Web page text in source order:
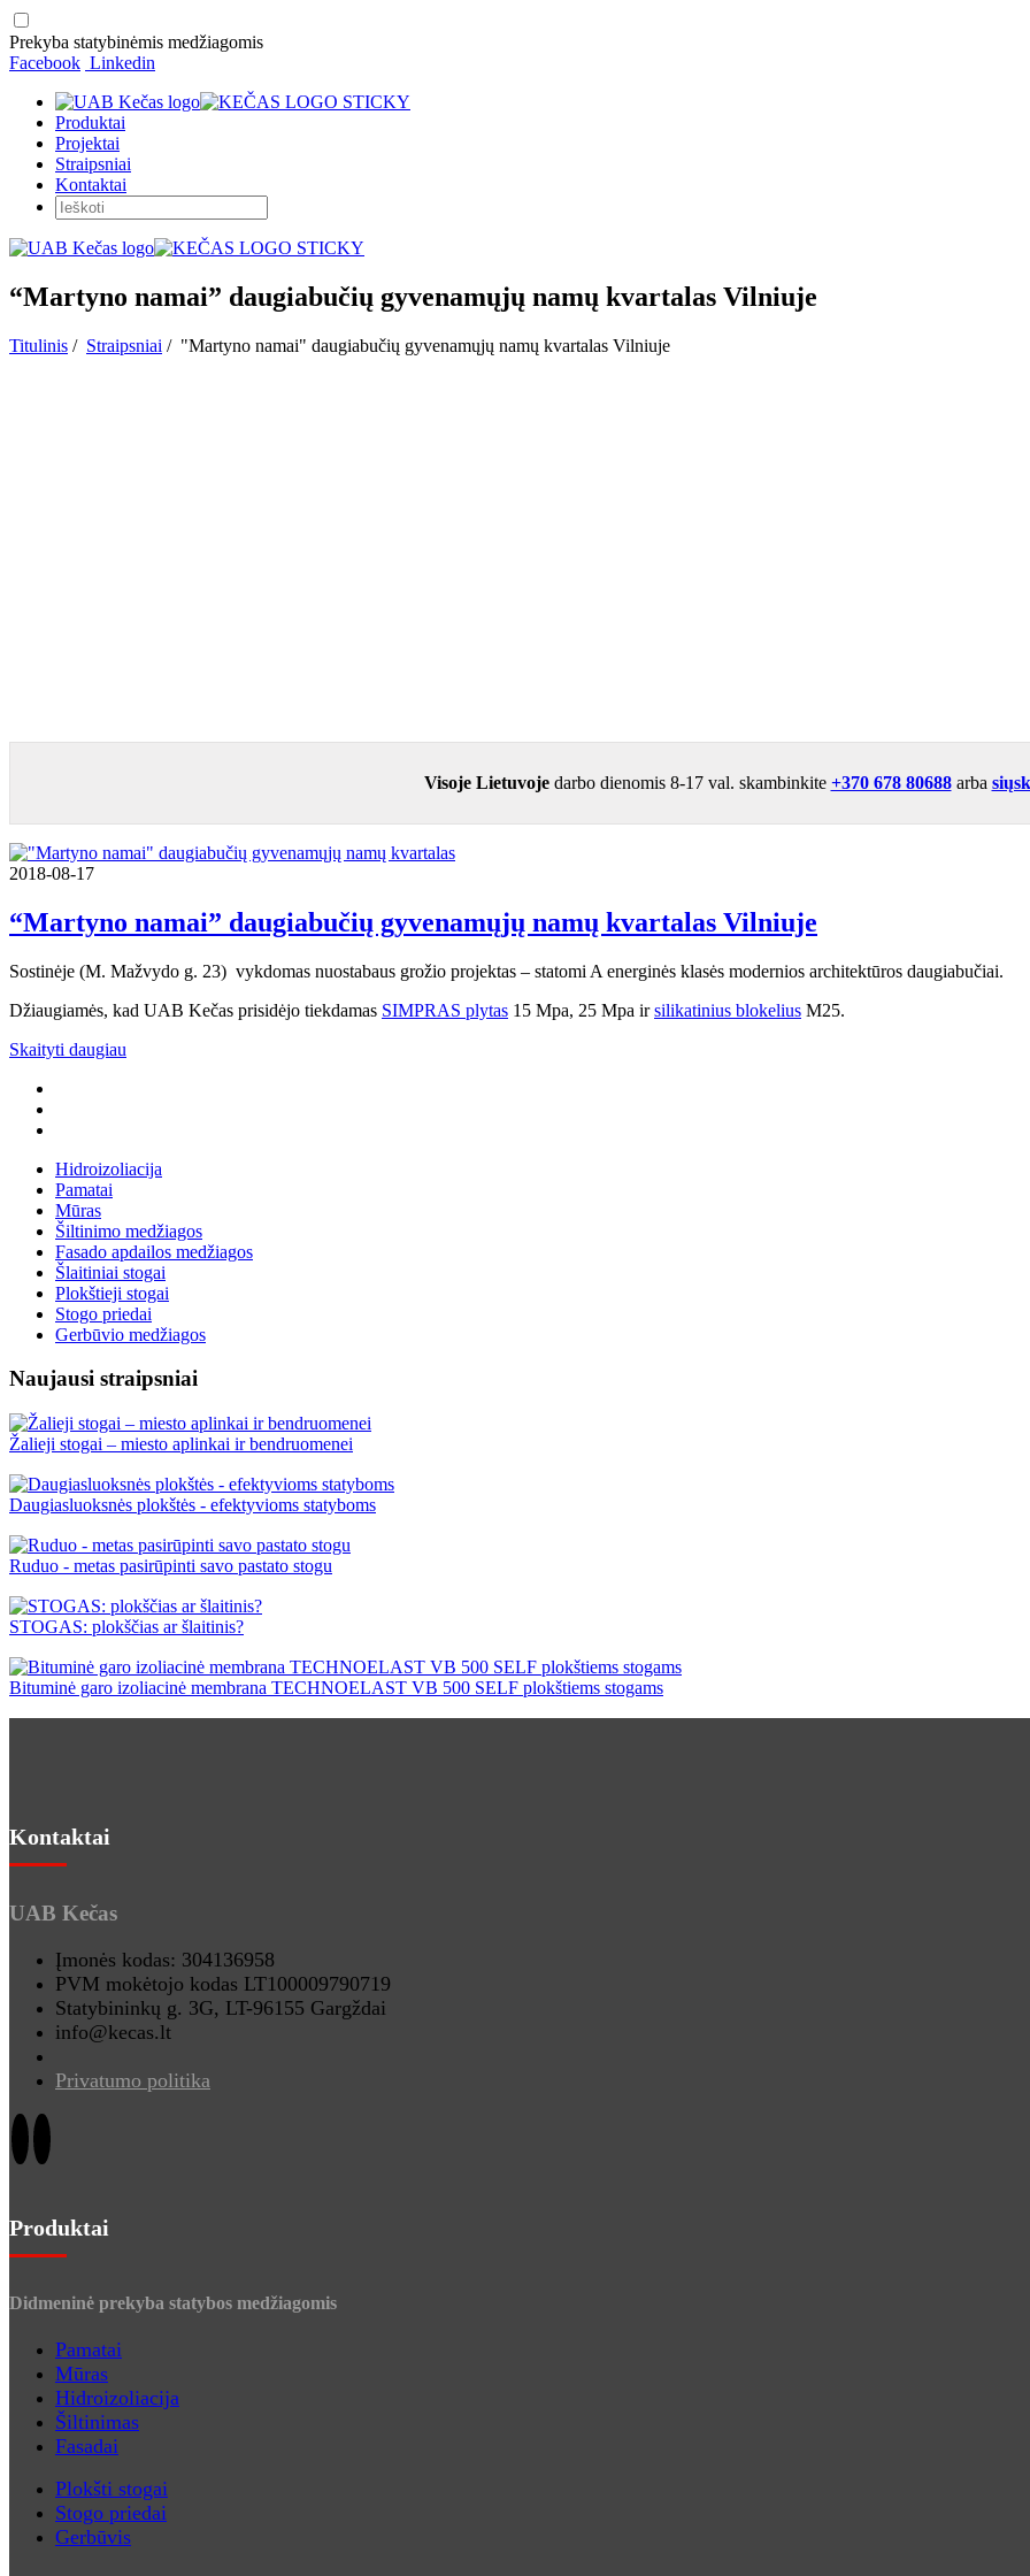
Prekyba statybinėmis medžiagomis
Facebook Linkedin
Produktai
Projektai
Straipsniai
Kontaktai
“Martyno namai” daugiabučių gyvenamųjų namų kvartalas Vilniuje
Titulinis / Straipsniai / "Martyno namai" daugiabučių gyvenamųjų namų kvartalas Vilniuje
Visoje Lietuvojedarbo dienomis 8-17 val. skambinkite +370 678 80688arba
2018-08-17
“Martyno namai” daugiabučių gyvenamųjų namų kvartalas Vilniuje
Sostinėje (M. Mažvydo g. 23) vykdomas nuostabaus grožio projektas – statomi A energinės klasės modernios architektūros daugiabučiai.
Džiaugiamės, kad UAB Kečas prisidėjo tiekdamas SIMPRAS plytas 15 Mpa, 25 Mpa irsilikatinius blokelius M25.
Skaityti daugiau
Hidroizoliacija
Pamatai
Mūras
Šiltinimo medžiagos
Fasado apdailos medžiagos
Šlaitiniai stogai
Plokštieji stogai
Stogo priedai
Gerbūvio medžiagos
Naujausi straipsniai
Žalieji stogai – miesto aplinkai ir bendruomenei
Daugiasluoksnės plokštės - efektyvioms statyboms
Ruduo - metas pasirūpinti savo pastato stogu
STOGAS: plokščias ar šlaitinis?
Bituminė garo izoliacinė membrana TECHNOELAST VB 500 SELF plokštiems stogams
Kontaktai
UAB Kečas
Įmonės kodas: 304136958
PVM mokėtojo kodas LT100009790719
Statybininkų g. 3G, LT-96155 Gargždai
info@kecas.lt
Privatumo politika
Produktai
Didmeninė prekyba statybos medžiagomis
Pamatai
Mūras
Hidroizoliacija
Šiltinimas
Fasadai
Plokšti stogai
Stogo priedai
Gerbūvis